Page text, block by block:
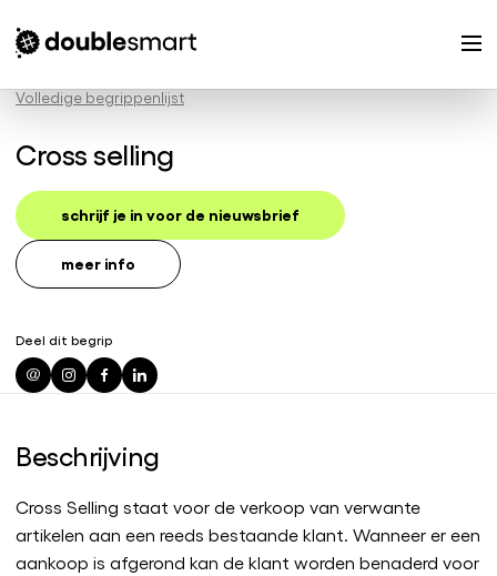
Volledige begrippenlijst
Cross selling
schrijf je in voor de nieuwsbrief
meer info
Deel dit begrip
Beschrijving
Cross Selling staat voor de verkoop van verwante
artikelen aan een reeds bestaande klant. Wanneer er een
aankoop is afgerond kan de klant worden benaderd voor